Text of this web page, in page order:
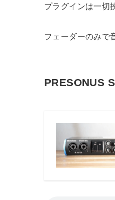
プラグインは一切
フェーダーのみで
PRESONUS